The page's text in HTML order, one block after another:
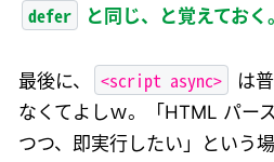
defer と同じ、と覚えておく。
最後に、 <script async>
は
なくてよしｗ。「HTML パー
つつ、即実行したい」という